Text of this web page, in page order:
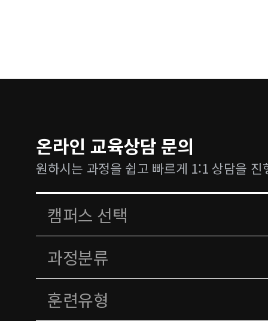
온라인 교육상담 문의
원하시는 과정을 쉽고 빠르게 1:1 상담을 진